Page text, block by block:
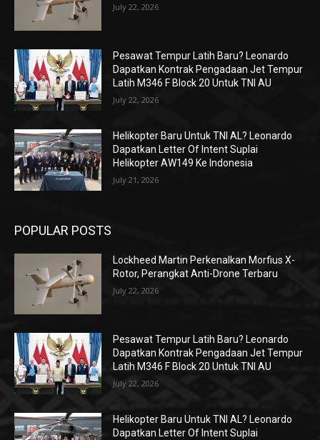
July 22, 2026
Pesawat Tempur Latih Baru? Leonardo
Dapatkan Kontrak Pengadaan Jet Tempur
Latih M346 F Block 20 Untuk TNI AU
July 22, 2026
Helikopter Baru Untuk TNI AL? Leonardo
Dapatkan Letter Of Intent Suplai
Helikopter AW149 Ke Indonesia
July 21, 2026
POPULAR POSTS
Lockheed Martin Perkenalkan Morfius X-
Rotor, Perangkat Anti-Drone Terbaru
July 22, 2026
Pesawat Tempur Latih Baru? Leonardo
Dapatkan Kontrak Pengadaan Jet Tempur
Latih M346 F Block 20 Untuk TNI AU
July 22, 2026
Helikopter Baru Untuk TNI AL? Leonardo
Dapatkan Letter Of Intent Suplai